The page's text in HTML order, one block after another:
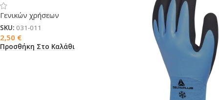
Γενικών χρήσεων
SKU: 031-011
2,50 €
Προσθήκη Στο Καλάθι